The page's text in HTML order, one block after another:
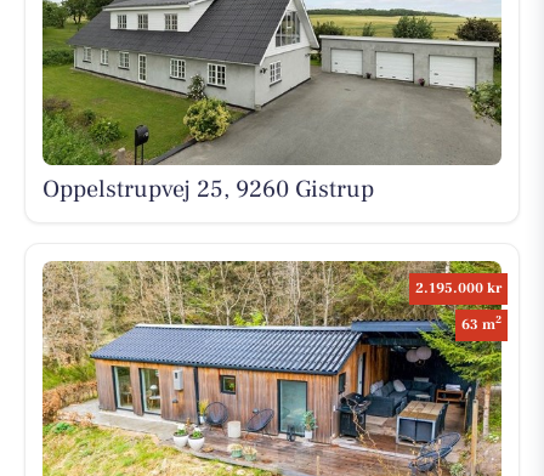
Oppelstrupvej 25, 9260 Gistrup
2.195.000 kr
63 m2